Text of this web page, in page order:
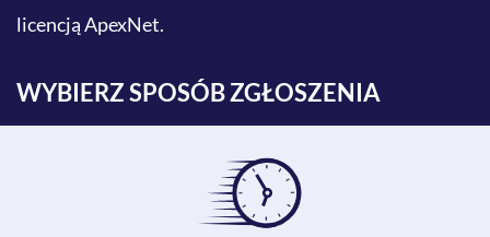
licencją ApexNet.
WYBIERZ SPOSÓB ZGŁOSZENIA